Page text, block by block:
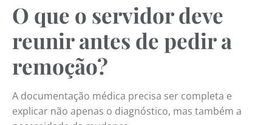
O que o servidor deve
reunir antes de pedir a
remoção?
A documentação médica precisa ser completa e
explicar não apenas o diagnóstico, mas também a